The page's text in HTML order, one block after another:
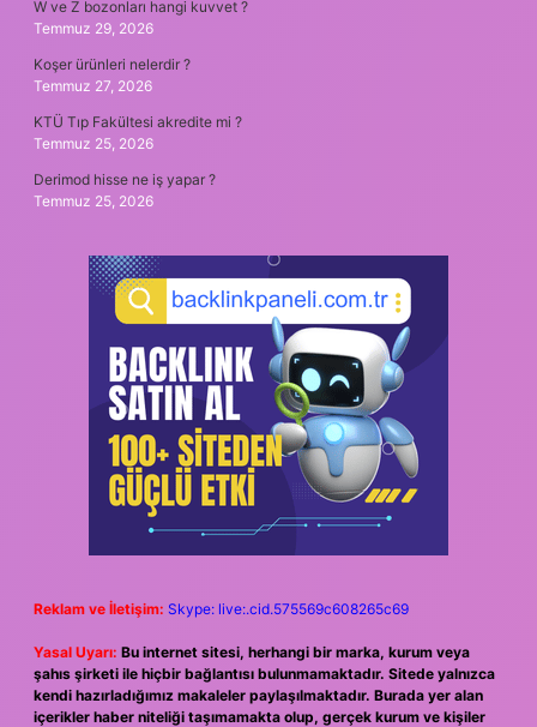
W ve Z bozonları hangi kuvvet ?
Temmuz 29, 2026
Koşer ürünleri nelerdir ?
Temmuz 27, 2026
KTÜ Tıp Fakültesi akredite mi ?
Temmuz 25, 2026
Derimod hisse ne iş yapar ?
Temmuz 25, 2026
Reklam ve İletişim: Skype: live:.cid.575569c608265c69
Yasal Uyarı: Bu internet sitesi, herhangi bir marka, kurum veya
şahıs şirketi ile hiçbir bağlantısı bulunmamaktadır. Sitede yalnızca
kendi hazırladığımız makaleler paylaşılmaktadır. Burada yer alan
içerikler haber niteliği taşımamakta olup, gerçek kurum ve kişiler